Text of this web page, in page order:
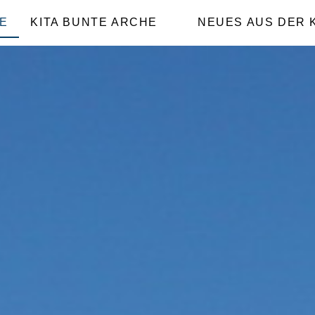
KITA BUNTE ARCHE NEUES AUS DER